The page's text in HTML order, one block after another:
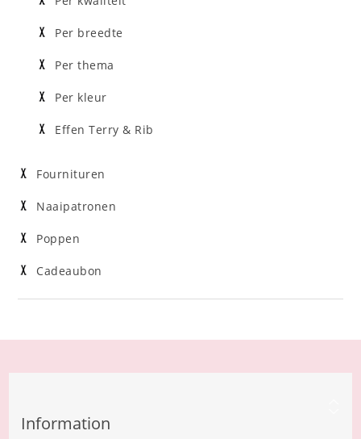
Per breedte
Per thema
Per kleur
Effen Terry & Rib
Fournituren
Naaipatronen
Poppen
Cadeaubon
Information